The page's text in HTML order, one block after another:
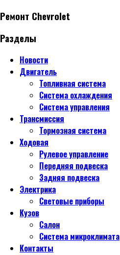
Ремонт Chevrolet
Разделы
Новости
Двигатель
Топливная система
Система охлаждения
Система управления
Трансмиссия
Тормозная система
Ходовая
Рулевое управление
Передняя подвеска
Задняя подвеска
Электрика
Световые приборы
Кузов
Салон
Система микроклимата
Контакты